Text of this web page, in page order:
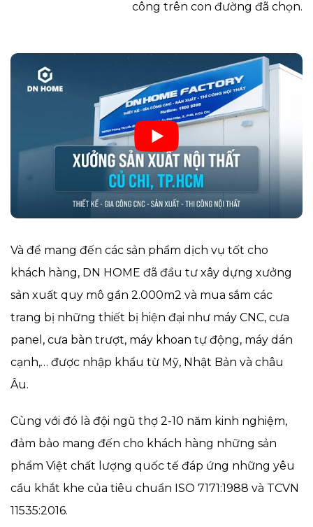
công trên con đường đã chọn.
Và để mang đến các sản phẩm dịch vụ tốt cho
khách hàng, DN HOME đã đầu tư xây dựng xưởng
sản xuất quy mô gần 2.000m2 và mua sắm các
trang bị những thiết bị hiện đại như máy CNC, cưa
panel, cưa bàn trượt, máy khoan tự động, máy dán
cạnh,… được nhập khẩu từ Mỹ, Nhật Bản và châu
Âu.
Cùng với đó là đội ngũ thợ 2-10 năm kinh nghiệm,
đảm bảo mang đến cho khách hàng những sản
phẩm Việt chất lượng quốc tế đáp ứng những yêu
cầu khắt khe của tiêu chuẩn ISO 7171:1988 và TCVN
11535:2016.